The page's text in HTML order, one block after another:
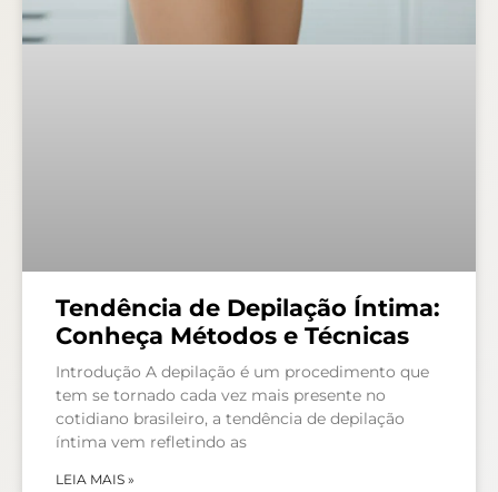
Tendência de Depilação Íntima:
Conheça Métodos e Técnicas
Introdução A depilação é um procedimento que
tem se tornado cada vez mais presente no
cotidiano brasileiro, a tendência de depilação
íntima vem refletindo as
LEIA MAIS »